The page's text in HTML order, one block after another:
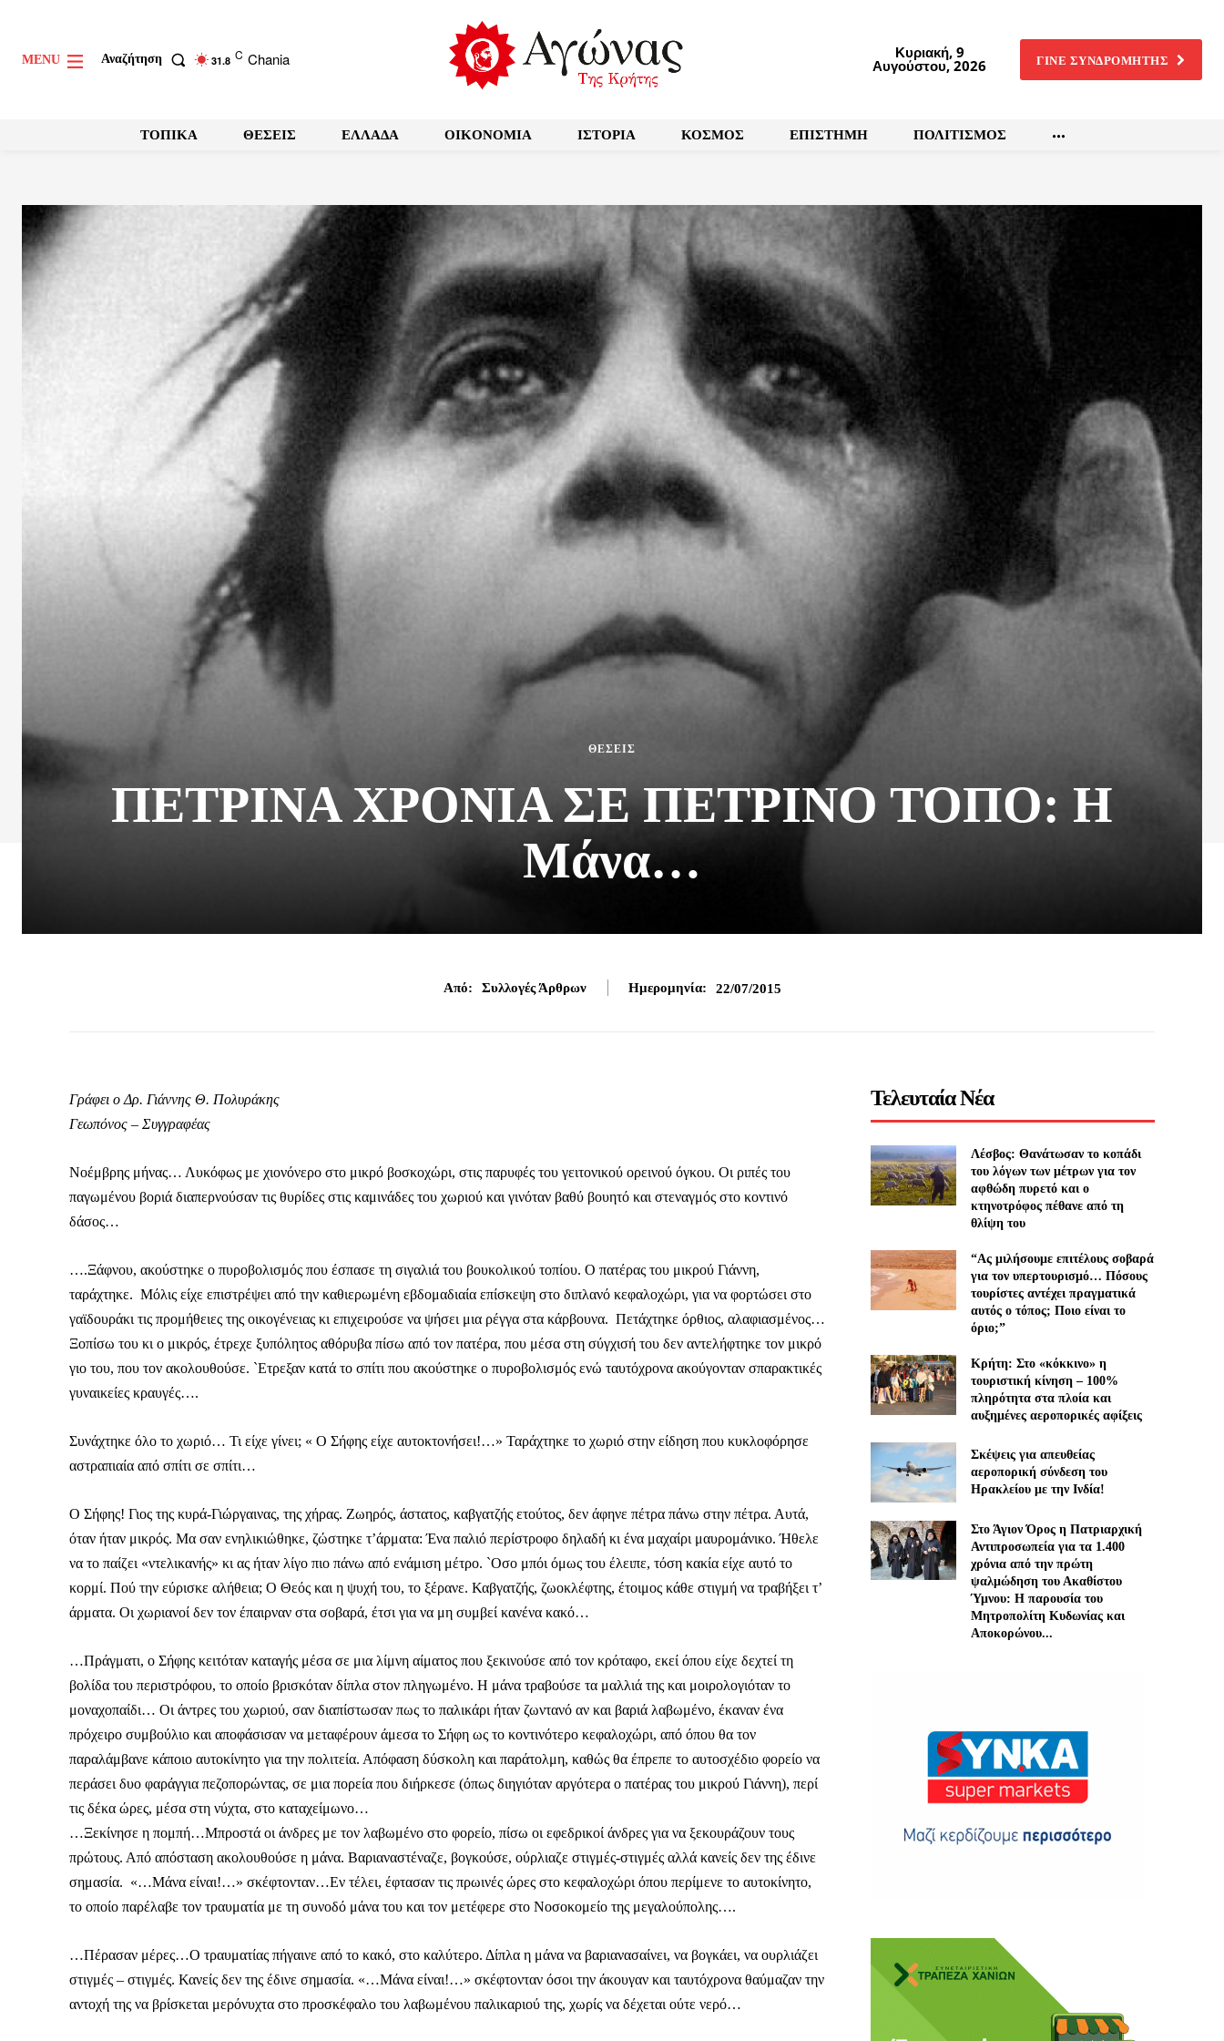
Καθημερινή Μαχητική
Εφημερίδα
ΕΓΓΡΑΦΕΙΤΕ
Αγώνας της Κρήτης
MENU Αναζήτηση 31.8 C Chania Κυριακή, 9
Αυγούστου, 2026 ΓΙΝΕ ΣΥΝΔΡΟΜΗΤΗΣ
ΤΟΠΙΚΑ ΘΕΣΕΙΣ ΕΛΛΑΔΑ OIKONOMIA ΙΣΤΟΡΙΑ ΚΟΣΜΟΣ ΕΠΙΣΤΗΜΗ ΠΟΛΙΤΙΣΜΟΣ
ΘΕΣΕΙΣ
ΠΕΤΡΙΝΑ ΧΡΟΝΙΑ ΣΕ ΠΕΤΡΙΝΟ ΤΟΠΟ: Η
Μάνα…
Από: Συλλογές Άρθρων Ημερομηνία: 22/07/2015
Γράφει ο Δρ. Γιάννης Θ. Πολυράκης
Γεωπόνος – Συγγραφέας
Νοέμβρης μήνας… Λυκόφως με χιονόνερο στο μικρό βοσκοχώρι, στις παρυφές του γειτονικού ορεινού όγκου. Οι ριπές του
παγωμένου βοριά διαπερνούσαν τις θυρίδες στις καμινάδες του χωριού και γινόταν βαθύ βουητό και στεναγμός στο κοντινό
δάσος…
….Ξάφνου, ακούστηκε ο πυροβολισμός που έσπασε τη σιγαλιά του βουκολικού τοπίου. Ο πατέρας του μικρού Γιάννη,
ταράχτηκε. Μόλις είχε επιστρέψει από την καθιερωμένη εβδομαδιαία επίσκεψη στο διπλανό κεφαλοχώρι, για να φορτώσει στο
γαϊδουράκι τις προμήθειες της οικογένειας κι επιχειρούσε να ψήσει μια ρέγγα στα κάρβουνα. Πετάχτηκε όρθιος, αλαφιασμένος…
Ξοπίσω του κι ο μικρός, έτρεχε ξυπόλητος αθόρυβα πίσω από τον πατέρα, που μέσα στη σύγχισή του δεν αντελήφτηκε τον μικρό
γιο του, που τον ακολουθούσε. `Ετρεξαν κατά το σπίτι που ακούστηκε ο πυροβολισμός ενώ ταυτόχρονα ακούγονταν σπαρακτικές
γυναικείες κραυγές….
Συνάχτηκε όλο το χωριό… Τι είχε γίνει; « Ο Σήφης είχε αυτοκτονήσει!…» Ταράχτηκε το χωριό στην είδηση που κυκλοφόρησε
αστραπιαία από σπίτι σε σπίτι…
Ο Σήφης! Γιος της κυρά-Γιώργαινας, της χήρας. Ζωηρός, άστατος, καβγατζής ετούτος, δεν άφηνε πέτρα πάνω στην πέτρα. Αυτά,
όταν ήταν μικρός. Μα σαν ενηλικιώθηκε, ζώστηκε τ’άρματα: Ένα παλιό περίστροφο δηλαδή κι ένα μαχαίρι μαυρομάνικο. Ήθελε
να το παίζει «ντελικανής» κι ας ήταν λίγο πιο πάνω από ενάμιση μέτρο. `Οσο μπόι όμως του έλειπε, τόση κακία είχε αυτό το
κορμί. Πού την εύρισκε αλήθεια; Ο Θεός και η ψυχή του, το ξέρανε. Καβγατζής, ζωοκλέφτης, έτοιμος κάθε στιγμή να τραβήξει τ’
άρματα. Οι χωριανοί δεν τον έπαιρναν στα σοβαρά, έτσι για να μη συμβεί κανένα κακό…
…Πράγματι, ο Σήφης κειτόταν καταγής μέσα σε μια λίμνη αίματος που ξεκινούσε από τον κρόταφο, εκεί όπου είχε δεχτεί τη
βολίδα του περιστρόφου, το οποίο βρισκόταν δίπλα στον πληγωμένο. Η μάνα τραβούσε τα μαλλιά της και μοιρολογιόταν το
μοναχοπαίδι… Οι άντρες του χωριού, σαν διαπίστωσαν πως το παλικάρι ήταν ζωντανό αν και βαριά λαβωμένο, έκαναν ένα
πρόχειρο συμβούλιο και αποφάσισαν να μεταφέρουν άμεσα το Σήφη ως το κοντινότερο κεφαλοχώρι, από όπου θα τον
παραλάμβανε κάποιο αυτοκίνητο για την πολιτεία. Απόφαση δύσκολη και παράτολμη, καθώς θα έπρεπε το αυτοσχέδιο φορείο να
περάσει δυο φαράγγια πεζοπορώντας, σε μια πορεία που διήρκεσε (όπως διηγιόταν αργότερα ο πατέρας του μικρού Γιάννη), περί
τις δέκα ώρες, μέσα στη νύχτα, στο καταχείμωνο…
…Ξεκίνησε η πομπή…Μπροστά οι άνδρες με τον λαβωμένο στο φορείο, πίσω οι εφεδρικοί άνδρες για να ξεκουράζουν τους
πρώτους. Από απόσταση ακολουθούσε η μάνα. Βαριαναστέναζε, βογκούσε, ούρλιαζε στιγμές-στιγμές αλλά κανείς δεν της έδινε
σημασία. «…Μάνα είναι!…» σκέφτονταν…Εν τέλει, έφτασαν τις πρωινές ώρες στο κεφαλοχώρι όπου περίμενε το αυτοκίνητο,
το οποίο παρέλαβε τον τραυματία με τη συνοδό μάνα του και τον μετέφερε στο Νοσοκομείο της μεγαλούπολης….
…Πέρασαν μέρες…Ο τραυματίας πήγαινε από το κακό, στο καλύτερο. Δίπλα η μάνα να βαριανασαίνει, να βογκάει, να ουρλιάζει
στιγμές – στιγμές. Κανείς δεν της έδινε σημασία. «…Μάνα είναι!…» σκέφτονταν όσοι την άκουγαν και ταυτόχρονα θαύμαζαν την
αντοχή της να βρίσκεται μερόνυχτα στο προσκέφαλο του λαβωμένου παλικαριού της, χωρίς να δέχεται ούτε νερό…
Τελευταία Νέα
Λέσβος: Θανάτωσαν το κοπάδι
του λόγων των μέτρων για τον
αφθώδη πυρετό και ο
κτηνοτρόφος πέθανε από τη
θλίψη του
“Ας μιλήσουμε επιτέλους σοβαρά
για τον υπερτουρισμό… Πόσους
τουρίστες αντέχει πραγματικά
αυτός ο τόπος; Ποιο είναι το
όριο;”
Κρήτη: Στο «κόκκινο» η
τουριστική κίνηση – 100%
πληρότητα στα πλοία και
αυξημένες αεροπορικές αφίξεις
Σκέψεις για απευθείας
αεροπορική σύνδεση του
Ηρακλείου με την Ινδία!
Στο Άγιον Όρος η Πατριαρχική
Αντιπροσωπεία για τα 1.400
χρόνια από την πρώτη
ψαλμώδηση του Ακαθίστου
Ύμνου: Η παρουσία του
Μητροπολίτη Κυδωνίας και
Αποκορώνου...